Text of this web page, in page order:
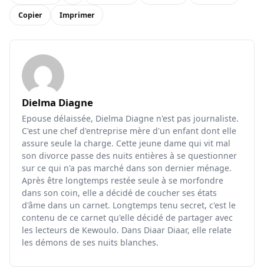
Copier Imprimer
Dielma Diagne
Epouse délaissée, Dielma Diagne n'est pas journaliste.
C'est une chef d'entreprise mère d'un enfant dont elle
assure seule la charge. Cette jeune dame qui vit mal
son divorce passe des nuits entières à se questionner
sur ce qui n'a pas marché dans son dernier ménage.
Après être longtemps restée seule à se morfondre
dans son coin, elle a décidé de coucher ses états
d'âme dans un carnet. Longtemps tenu secret, c'est le
contenu de ce carnet qu'elle décidé de partager avec
les lecteurs de Kewoulo. Dans Diaar Diaar, elle relate
les démons de ses nuits blanches.